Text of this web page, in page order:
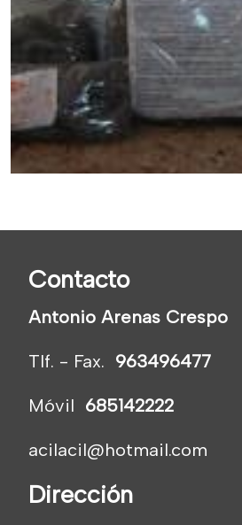
Contacto
Antonio Arenas Crespo
Tlf. - Fax. 963496477
Móvil 685142222
acilacil@hotmail.com
Dirección